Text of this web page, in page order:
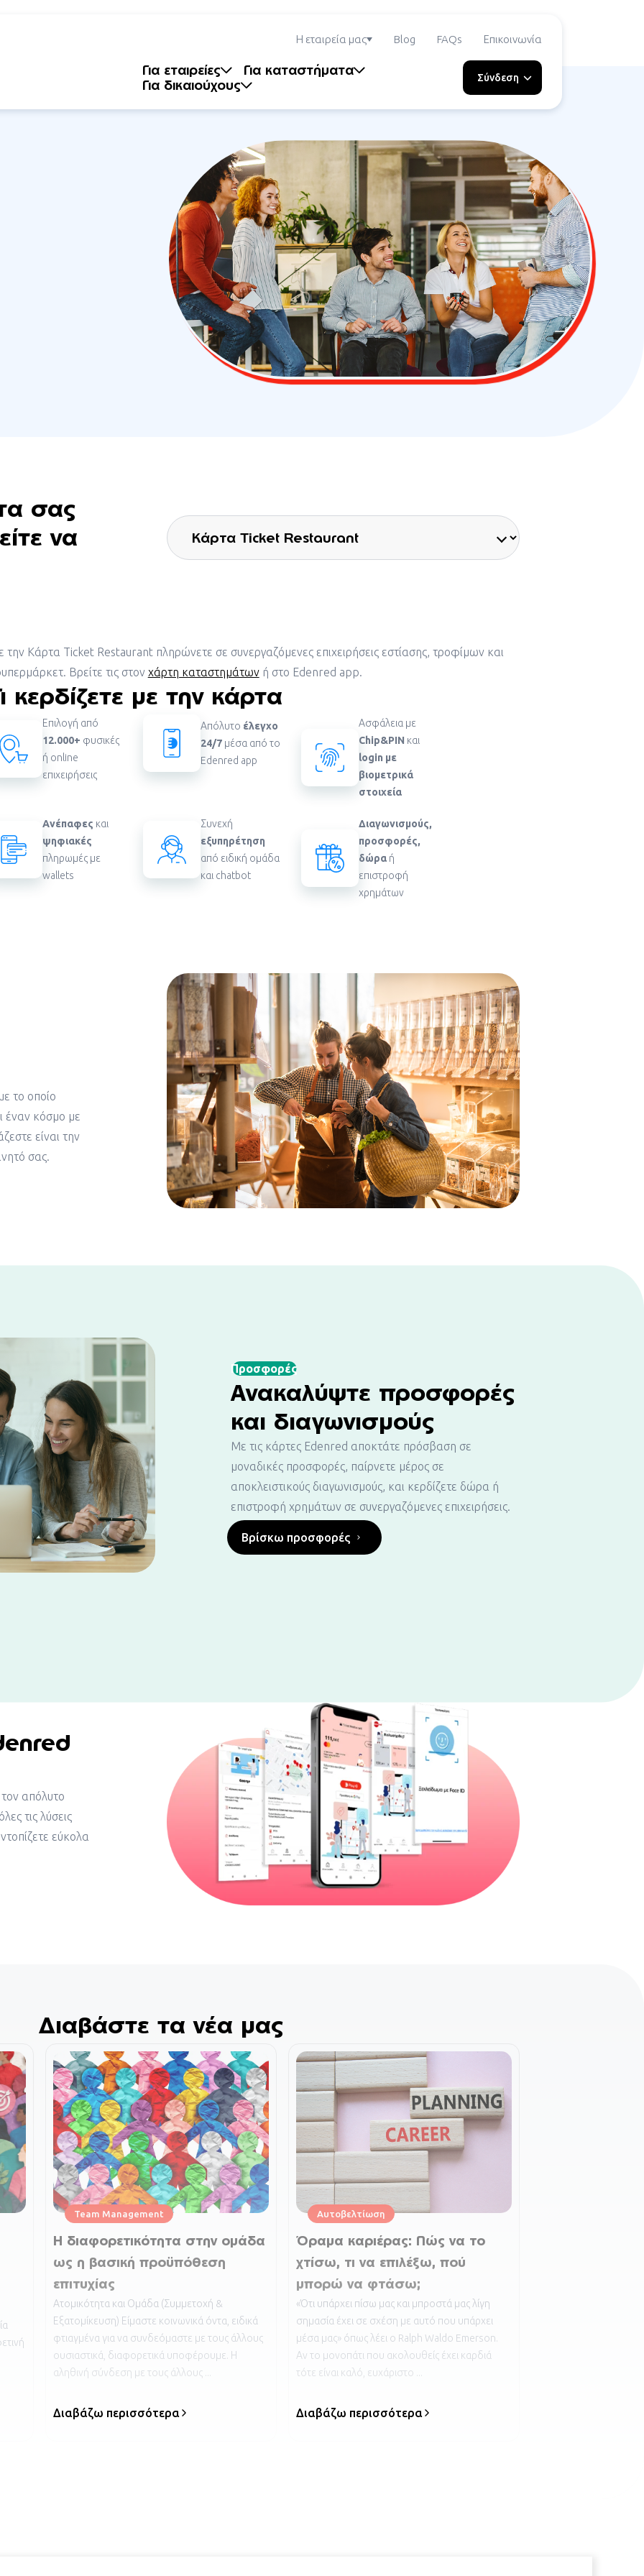
Η εταιρεία μας Blog FAQs Επικοινωνία
Για εταιρείες
Για καταστήματα
Για δικαιούχους
Σύνδεση
σας
να
την Κάρτα Ticket Restaurantπληρώνετε σε συνεργαζόμενες επιχειρήσεις εστίασης, τροφίμων και
Βρείτε τις στον χάρτη καταστημάτωνή στο Edenred app.
κερδίζετε με την κάρτα
Επιλογή από
12.000+ φυσικές
ή online
επιχειρήσεις
Απόλυτο έλεγχο
24/7μέσα από το
Edenred app
Ασφάλεια με
Chip&PIN και
login με
βιομετρικά
στοιχεία
Ανέπαφες και
ψηφιακές
πληρωμές με
wallets
Συνεχή
εξυπηρέτηση
από ειδική ομάδα
και chatbot
Διαγωνισμούς,
προσφορές,
δώραή
επιστροφή
χρημάτων
το οποίο
έναν κόσμο με
είναι την
σας.
Προσφορές
Ανακαλύψτε προσφορές
και διαγωνισμούς
Με τις κάρτες Edenred αποκτάτε πρόσβαση σε
μοναδικές προσφορές, παίρνετε μέρος σε
αποκλειστικούς διαγωνισμούς, και κερδίζετε δώρα ή
επιστροφή χρημάτων σε συνεργαζόμενες επιχειρήσεις.
Βρίσκω προσφορές
απόλυτο
τις λύσεις
εύκολα
Διαβάστε τα νέα μας
Team Management
Η διαφορετικότητα στην ομάδα
ως η βασική προϋπόθεση
επιτυχίας
Ατομικότητα και Ομάδα (Συμμετοχή &
Εξατομίκευση) Είμαστε κοινωνικά όντα, ειδικά
φτιαγμένα για να συνδεόμαστε με τους άλλους
ουσιαστικά, διαφορετικά υποφέρουμε. Η
αληθινή σύνδεση με τους άλλους ...
Διαβάζω περισσότερα
Αυτοβελτίωση
Όραμα καριέρας: Πώς να το
χτίσω, τι να επιλέξω, πού
μπορώ να φτάσω;
«Ότι υπάρχει πίσω μας και μπροστά μας λίγη
σημασία έχει σε σχέση με αυτό που υπάρχει
μέσα μας» όπως λέει ο Ralph Waldo Emerson.
Αν το μονοπάτι που ακολουθείς έχει καρδιά
τότε είναι καλό, ευχάριστο ...
Διαβάζω περισσότερα